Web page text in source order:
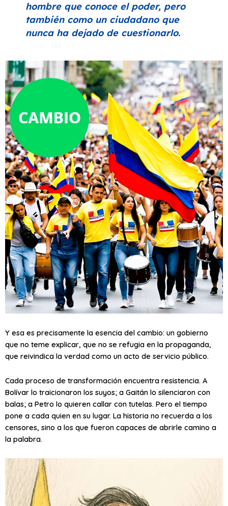
hombre que conoce el poder, pero
también como un ciudadano que
nunca ha dejado de cuestionarlo.
Y esa es precisamente la esencia del cambio: un gobierno
que no teme explicar, que no se refugia en la propaganda,
que reivindica la verdad como un acto de servicio público.
Cada proceso de transformación encuentra resistencia. A
Bolívar lo traicionaron los suyos; a Gaitán lo silenciaron con
balas; a Petro lo quieren callar con tutelas. Pero el tiempo
pone a cada quien en su lugar. La historia no recuerda a los
censores, sino a los que fueron capaces de abrirle camino a
la palabra.